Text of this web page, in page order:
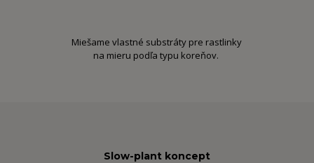
Miešame vlastné substráty pre rastlinky
na mieru podľa typu koreňov.
Slow-plant koncept